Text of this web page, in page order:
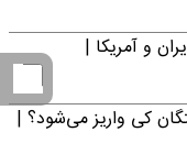
و آمریکا |
کی واریز می‌شود؟ |